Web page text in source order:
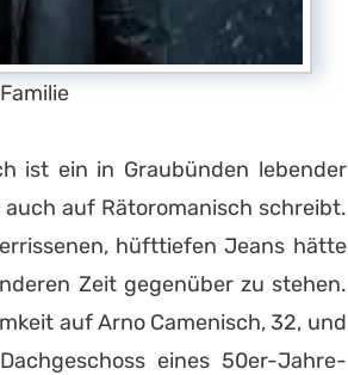
ist ein in Graubünden lebender
auf Rätoromanisch schreibt.
hüfttiefen Jeans hätte
Zeit gegenüber zu stehen.
auf Arno Camenisch, 32, und
eines 50er-Jahre-